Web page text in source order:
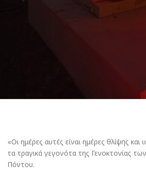
«Οι ημέρες αυτές είναι ημέρες θλίψης και
τα τραγικά γεγονότα της Γενοκτονίας
Πόντου.